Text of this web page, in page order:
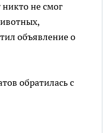
не смог
объявление о
обратилась с